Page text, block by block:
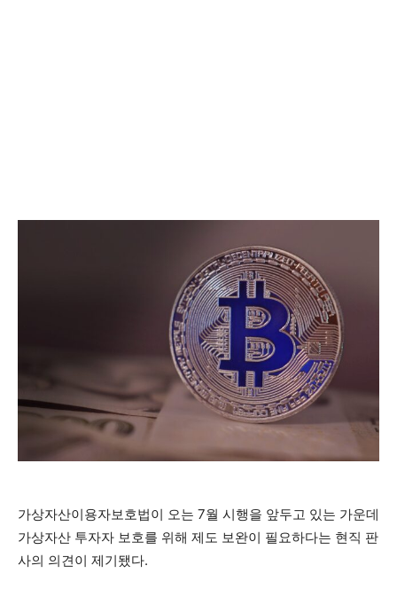
가상자산이용자보호법이 오는 7월 시행을 앞두고 있는 가운데
가상자산 투자자 보호를 위해 제도 보완이 필요하다는 현직 판
사의 의견이 제기됐다.